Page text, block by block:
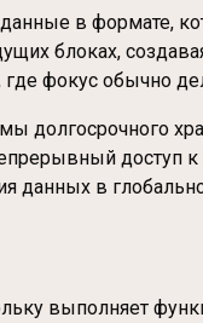
в
блоках,
фокус обычно
долгосрочного
данных в
выполняет